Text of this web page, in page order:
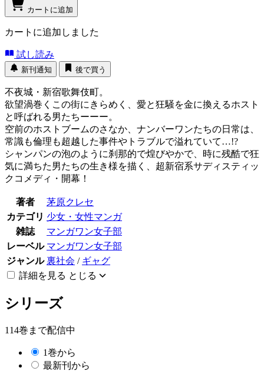
カートに追加
カートに追加しました
試し読み
新刊通知 後で買う
不夜城・新宿歌舞伎町。
欲望渦巻くこの街にきらめく、愛と狂騒を金に換えるホスト
と呼ばれる男たちーーー。
空前のホストブームのさなか、ナンバーワンたちの日常は、
常識も倫理も超越した事件やトラブルで溢れていて…!?
シャンパンの泡のように刹那的で煌びやかで、時に残酷で狂
気に満ちた男たちの生き様を描く、超新宿系サディスティッ
クコメディ・開幕！
著者
茅原クレセ
カテゴリ 少女・女性マンガ
雑誌
マンガワン女子部
レーベル マンガワン女子部
ジャンル 裏社会 / ギャグ
詳細を見る とじる
シリーズ
114巻まで配信中
1巻から
最新刊から